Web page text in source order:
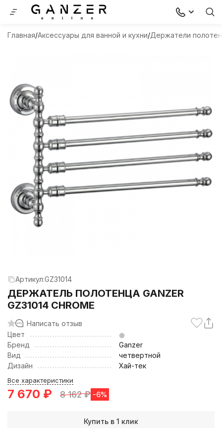
Главная Аксессуары для ванной и кухни Держатели
Артикул:GZ31014
ДЕРЖАТЕЛЬ ПОЛОТЕНЦА GANZER
GZ31014 CHROME
Написать отзыв
Цвет
Бренд
Ganzer
Вид
четвертной
Дизайн
Хай-тек
Все характеристики
7 670 ₽ 8 162₽ -6%
Купить в 1 клик